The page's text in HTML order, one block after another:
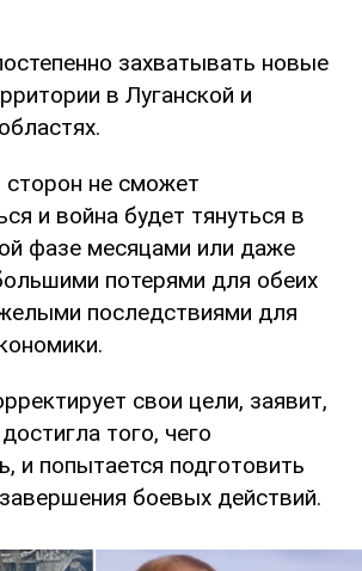
захватывать новые
в Луганской и
сторон не сможет
и война будет тянуться в
фазе месяцами или даже
потерями для обеих
последствиями для
свои цели, заявит,
того, чего
и попытается подготовить
боевых действий.